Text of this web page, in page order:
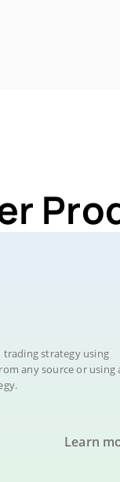
trading strategy using
any source or using
Learn